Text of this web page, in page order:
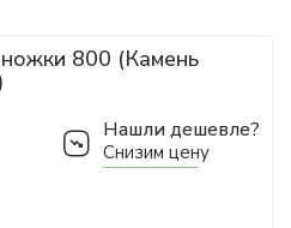
800 (Камень
Нашли дешевле?
Снизим цену